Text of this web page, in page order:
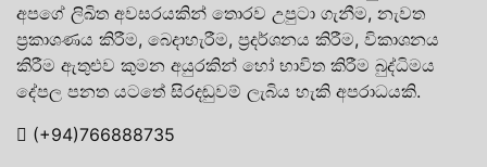
අපගේ ලිඛිත අවසරයකින් තොරව උපුටා ගැනීම, නැවත
ප්‍රකාශණය කිරීම, බෙදාහැරීම, ප්‍රදර්ශනය කිරීම, විකාශනය
කිරීම ඇතුළුව කුමන අයුරකින් හෝ භාවිත කිරීම බුද්ධිමය
දේපල පනත යටතේ සිරදඬුවම් ලැබිය හැකි අපරාධයකි.
(+94)766888735